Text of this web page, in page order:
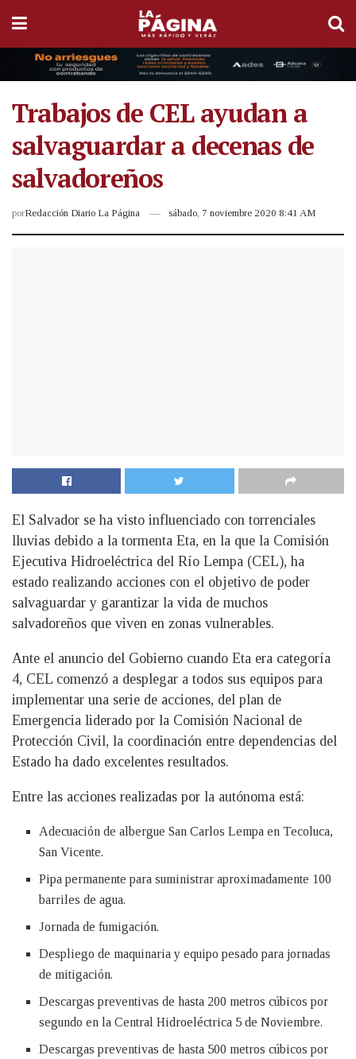
Trabajos de CEL ayudan a
salvaguardar a decenas de
salvadoreños
porRedacción Diario La Página sábado, 7 noviembre 2020 8:41 AM
El Salvador se ha visto influenciado con torrenciales
lluvias debido a la tormenta Eta, en la que la Comisión
Ejecutiva Hidroeléctrica del Río Lempa (CEL), ha
estado realizando acciones con el objetivo de poder
salvaguardar y garantizar la vida de muchos
salvadoreños que viven en zonas vulnerables.
Ante el anuncio del Gobierno cuando Eta era categoría
4, CEL comenzó a desplegar a todos sus equipos para
implementar una serie de acciones, del plan de
Emergencia liderado por la Comisión Nacional de
Protección Civil, la coordinación entre dependencias del
Estado ha dado excelentes resultados.
Entre las acciones realizadas por la autónoma está:
Adecuación de albergue San Carlos Lempa en Tecoluca,
San Vicente.
Pipa permanente para suministrar aproximadamente 100
barriles de agua.
Jornada de fumigación.
Despliego de maquinaria y equipo pesado para jornadas
de mitigación.
Descargas preventivas de hasta 200 metros cúbicos por
segundo en la Central Hidroeléctrica 5 de Noviembre.
Descargas preventivas de hasta 500 metros cúbicos por